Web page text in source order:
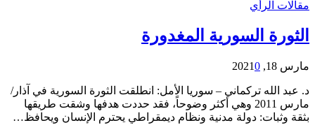
مقالات الرأي
الثورة السورية المغدورة
مارس 18, 2021 0
د. عبد الله تركماني – سوريا الأمل: انطلقت الثورة السورية في آذار/
مارس 2011 وهي أكثر وضوحاً، فقد حددت هدفها وشقت طريقها
بثقة وثبات: دولة مدنية ونظام ديمقراطي يحترم الإنسان ويحافظ…